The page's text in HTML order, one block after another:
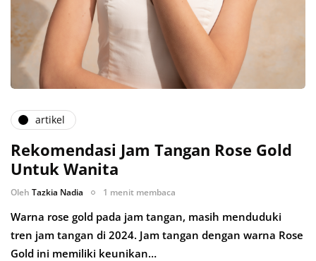
artikel
Rekomendasi Jam Tangan Rose Gold
Untuk Wanita
Oleh Tazkia Nadia 1 menit membaca
Warna rose gold pada jam tangan, masih menduduki
tren jam tangan di 2024. Jam tangan dengan warna Rose
Gold ini memiliki keunikan…